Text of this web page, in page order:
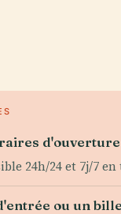
24h/24 et 7j/7
ou un